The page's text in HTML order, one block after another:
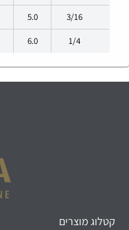
3/16
5.0
1/4
6.0
קטלוג מוצרים